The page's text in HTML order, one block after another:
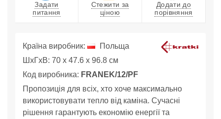
Задати
питання
Стежити за
ціною
Додати до
порівняння
Країна виробник:
Польща
ШхГхВ: 70 x 47.6 x 96.8 см
Код виробника: FRANEK/12/PF
Пропозиція для всіх, хто хоче максимально
використовувати тепло від каміна. Сучасні
рішення гарантують економію енергії та